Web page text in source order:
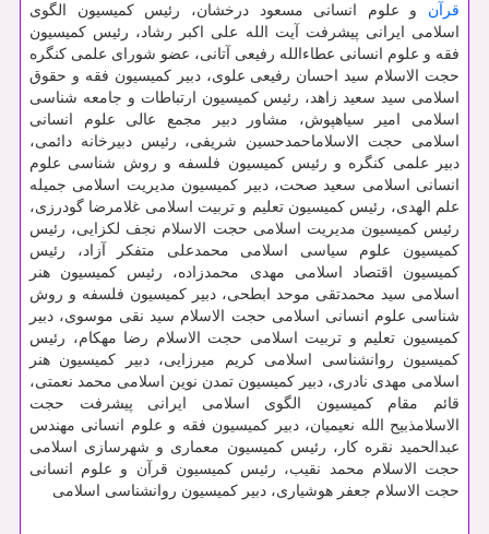
قرآن و علوم انسانی مسعود درخشان، رئیس کمیسیون الگوی
اسلامی ایرانی پیشرفت آیت الله علی اکبر رشاد، رئیس کمیسیون
فقه و علوم انسانی عطاءالله رفیعی آتانی، عضو شورای علمی کنگره
حجت الاسلام سید احسان رفیعی علوی، دبیر کمیسیون فقه و حقوق
اسلامی سید سعید زاهد، رئیس کمیسیون ارتباطات و جامعه شناسی
اسلامی امیر سیاهپوش، مشاور دبیر مجمع عالی علوم انسانی
اسلامی حجت الاسلاماحمدحسین شریفی، رئیس دبیرخانه دائمی،
دبیر علمی کنگره و رئیس کمیسیون فلسفه و روش شناسی علوم
انسانی اسلامی سعید صحت، دبیر کمیسیون مدیریت اسلامی جمیله
علم الهدی، رئیس کمیسیون تعلیم و تربیت اسلامی غلامرضا گودرزی،
رئیس کمیسیون مدیریت اسلامی حجت الاسلام نجف لکزایی، رئیس
کمیسیون علوم سیاسی اسلامی محمدعلی متفکر آزاد، رئیس
کمیسیون اقتصاد اسلامی مهدی محمدزاده، رئیس کمیسیون هنر
اسلامی سید محمدتقی موحد ابطحی، دبیر کمیسیون فلسفه و روش
شناسی علوم انسانی اسلامی حجت الاسلام سید نقی موسوی، دبیر
کمیسیون تعلیم و تربیت اسلامی حجت الاسلام رضا مهکام، رئیس
کمیسیون روانشناسی اسلامی کریم میرزایی، دبیر کمیسیون هنر
اسلامی مهدی نادری، دبیر کمیسیون تمدن نوین اسلامی محمد نعمتی،
قائم مقام کمیسیون الگوی اسلامی ایرانی پیشرفت حجت
الاسلامذبیح الله نعیمیان، دبیر کمیسیون فقه و علوم انسانی مهندس
عبدالحمید نقره کار، رئیس کمیسیون معماری و شهرسازی اسلامی
حجت الاسلام محمد نقیب، رئیس کمیسیون قرآن و علوم انسانی
حجت الاسلام جعفر هوشیاری، دبیر کمیسیون روانشناسی اسلامی